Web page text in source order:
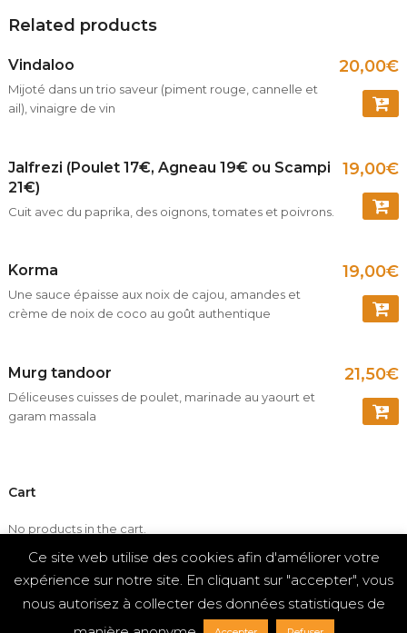
Related products
Vindaloo 20,00€
Mijoté dans un trio saveur (piment rouge, cannelle et
ail), vinaigre de vin
Jalfrezi (Poulet 17€, Agneau 19€ ou Scampi
21€)
19,00€
Cuit avec du paprika, des oignons, tomates et poivrons.
Korma 19,00€
Une sauce épaisse aux noix de cajou, amandes et
crème de noix de coco au goût authentique
Murg tandoor 21,50€
Déliceuses cuisses de poulet, marinade au yaourt et
garam massala
Cart
No products in the cart.
L’accompagnement idéal pour votre commande:
Ce site web utilise des cookies afin d'améliorer votre
expérience sur notre site. En cliquant sur "accepter", vous
nous autorisez à collecter des données statistiques de